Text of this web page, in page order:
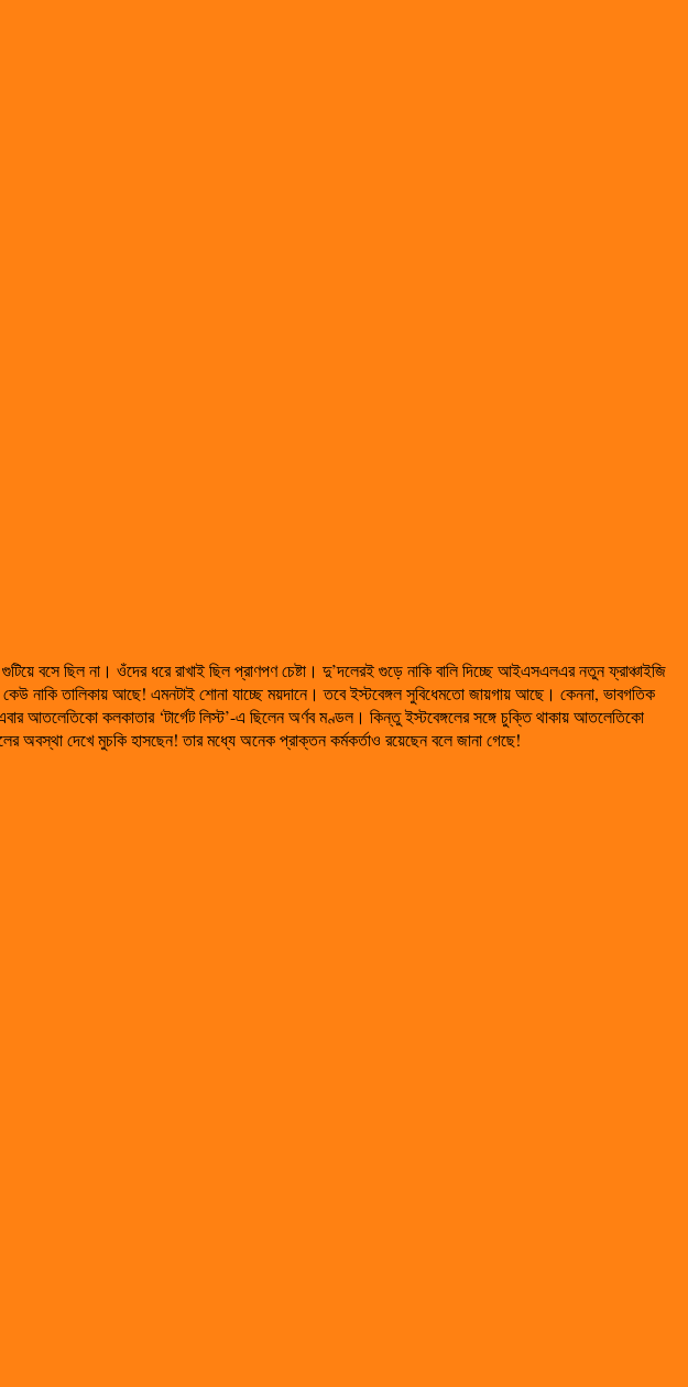
বসে ছিল না। ওঁদের ধরে রাখাই ছিল প্রাণপণ চেষ্টা। দু’দলেরই গুড়ে নাকি বালি দিচ্ছে আইএসএলএর নতুন ফ্রাঞ্চাইজি
নাকি তালিকায় আছে! এমনটাই শোনা যাচ্ছে ময়দানে। তবে ইস্টবেঙ্গল সুবিধেমতো জায়গায় আছে। কেননা, ভাবগতিক
আতলেতিকো কলকাতার ‘টার্গেট লিস্ট’-এ ছিলেন অর্ণব মণ্ডল। কিন্তু ইস্টবেঙ্গলের সঙ্গে চুক্তি থাকায় আতলেতিকো
অবস্থা দেখে মুচকি হাসছেন! তার মধ্যে অনেক প্রাক্তন কর্মকর্তাও রয়েছেন বলে জানা গেছে!